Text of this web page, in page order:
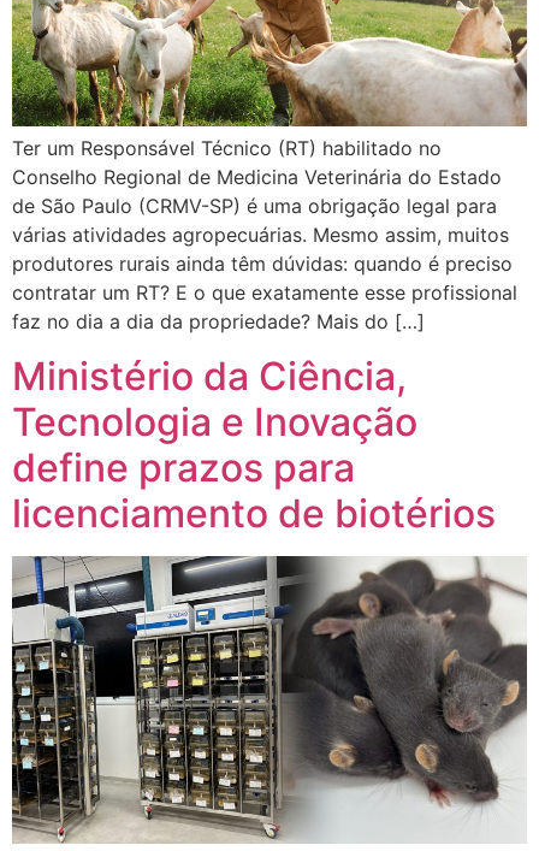
Ter um Responsável Técnico (RT) habilitado no
Conselho Regional de Medicina Veterinária do Estado
de São Paulo (CRMV-SP) é uma obrigação legal para
várias atividades agropecuárias. Mesmo assim, muitos
produtores rurais ainda têm dúvidas: quando é preciso
contratar um RT? E o que exatamente esse profissional
faz no dia a dia da propriedade? Mais do […]
Ministério da Ciência,
Tecnologia e Inovação
define prazos para
licenciamento de biotérios